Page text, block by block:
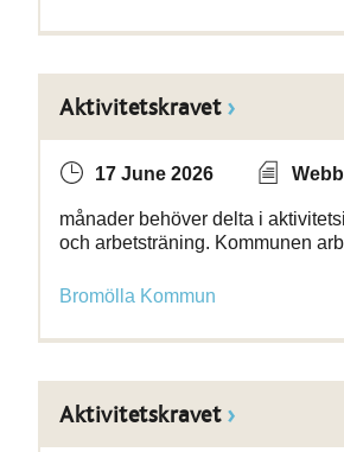
Aktivitetskravet
17 June 2026
månader behöver delta i
och arbetsträning. Kommunen
Bromölla Kommun
Aktivitetskravet